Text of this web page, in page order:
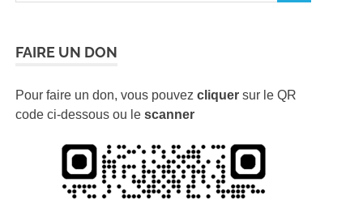
FAIRE UN DON
Pour faire un don, vous pouvezcliquer sur le QR
code ci-dessous ou lescanner